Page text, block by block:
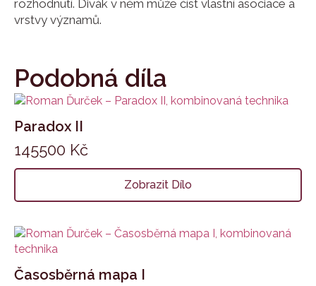
rozhodnutí. Divák v něm může číst vlastní asociace a
vrstvy významů.
Podobná díla
Paradox II
145500 Kč
Zobrazit Dílo
Časosběrná mapa I